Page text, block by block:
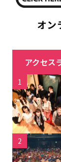
アクセス
1
2